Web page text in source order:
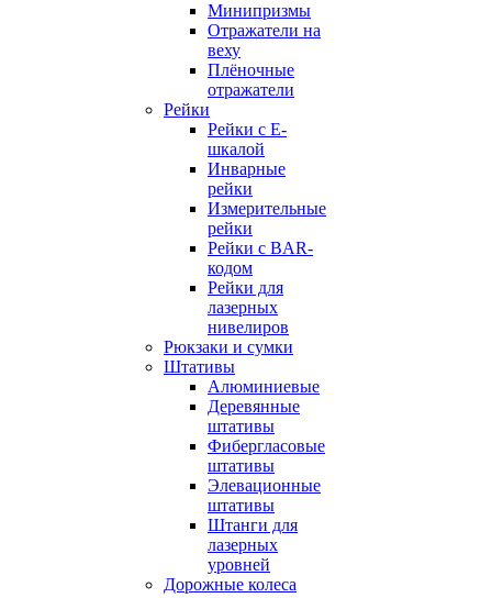
Минипризмы
Отражатели на
веху
Плёночные
отражатели
Рейки
Рейки с E-
шкалой
Инварные
рейки
Измерительные
рейки
Рейки с BAR-
кодом
Рейки для
лазерных
нивелиров
Рюкзаки и сумки
Штативы
Алюминиевые
Деревянные
штативы
Фибергласовые
штативы
Элевационные
штативы
Штанги для
лазерных
уровней
Дорожные колеса